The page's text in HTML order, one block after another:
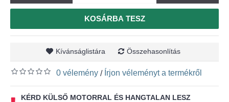
KOSÁRBA TESZ
Kívánságlistára Összehasonlítás
0 vélemény / Írjon véleményt a termékről
KÉRD KÜLSŐ MOTORRAL ÉS HANGTALAN LESZ